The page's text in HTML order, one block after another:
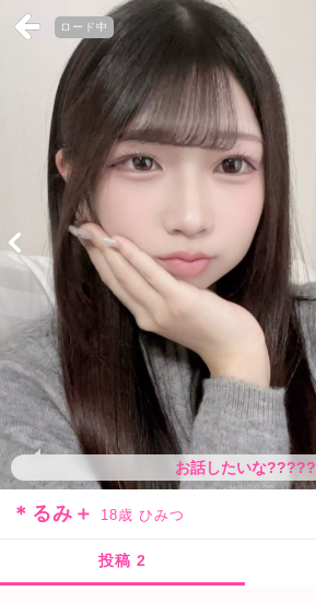
ロード中
お話したいな?????
＊るみ＋ 18歳 ひみつ
投稿 2